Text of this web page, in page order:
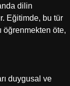
dilin
Eğitimde, bu tür
öğrenmekten öte,
duygusal ve